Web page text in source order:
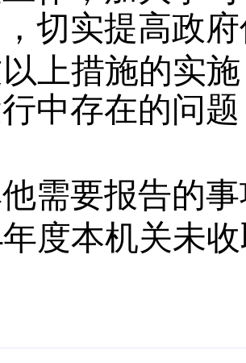
切实提高政
上措施的实
中存在的问
需要报告的
度本机关未